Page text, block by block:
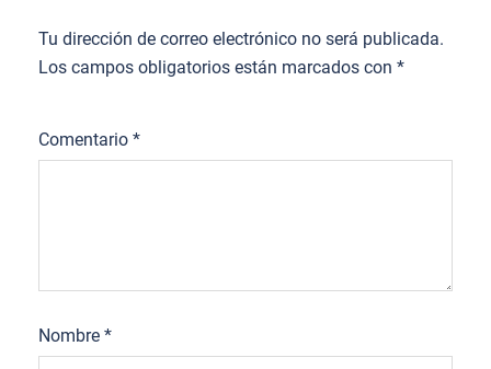
Tu dirección de correo electrónico no será publicada.
Los campos obligatorios están marcados con *
Comentario *
Nombre *